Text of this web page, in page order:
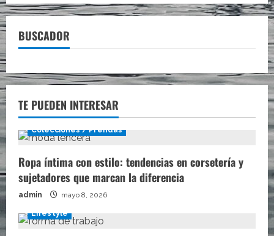
BUSCADOR
TE PUEDEN INTERESAR
Colecciones / Prendas
Ropa íntima con estilo: tendencias en corsetería y
sujetadores que marcan la diferencia
admin mayo 8, 2026
Lifestyle